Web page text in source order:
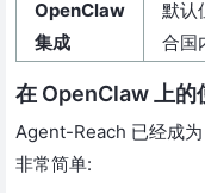
OpenClaw
集成
默认
合国
在 OpenClaw 上的
Agent-Reach 已经成
非常简单: